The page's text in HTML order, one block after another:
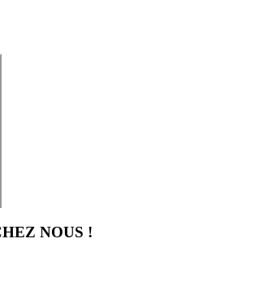
NOUS !